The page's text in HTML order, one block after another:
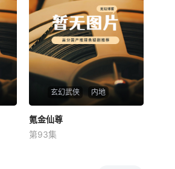
玄幻武侠 内地
氪金仙尊
未知
氪金仙尊
第93集